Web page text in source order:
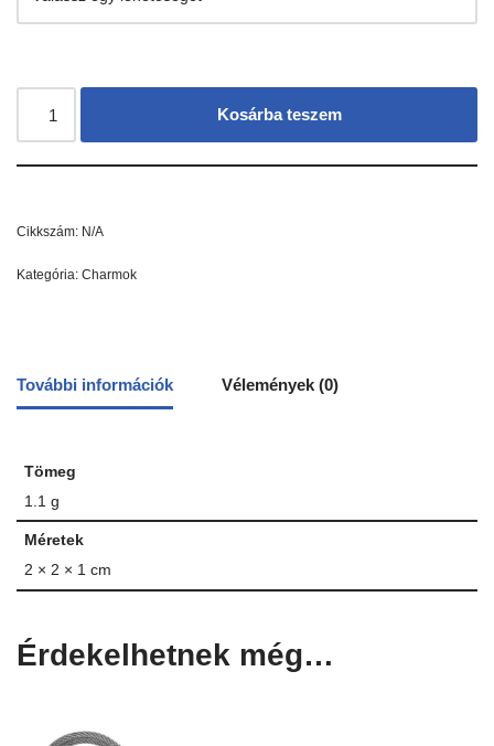
Kosárba teszem
Cikkszám: N/A
Kategória: Charmok
További információk Vélemények (0)
Tömeg
1.1 g
Méretek
2 × 2 × 1 cm
Érdekelhetnek még…